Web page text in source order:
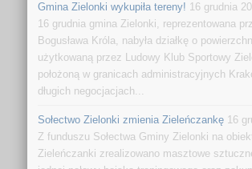
Gmina Zielonki wykupiła tereny! 16 grudnia
16 grudnia gmina Zielonki, reprezentowana
Bogusława Króla, nabyła działkę o
użytkowaną przez Ludowy Klub Sportowy
położoną w granicach administracyjnych
długich negocjacjach...
Sołectwo Zielonki zmienia Zieleńczankę 16
Z funduszu Sołectwa Gminy Zielonki na
Zieleńczanki zrealizowano masztowe